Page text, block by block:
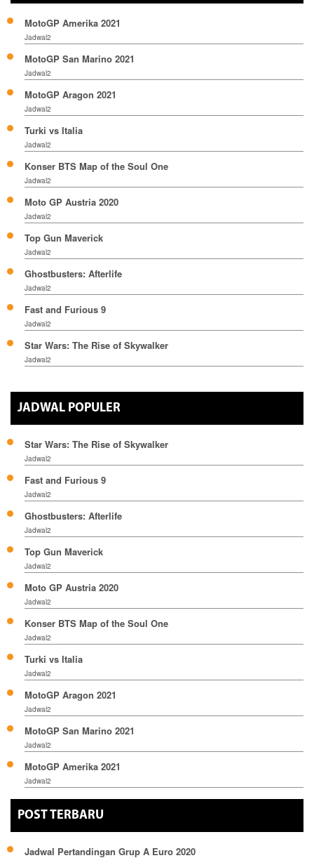
MotoGP Amerika 2021
Jadwal2
MotoGP San Marino 2021
Jadwal2
MotoGP Aragon 2021
Jadwal2
Turki vs Italia
Jadwal2
Konser BTS Map of the Soul One
Jadwal2
Moto GP Austria 2020
Jadwal2
Top Gun Maverick
Jadwal2
Ghostbusters: Afterlife
Jadwal2
Fast and Furious 9
Jadwal2
Star Wars: The Rise of Skywalker
Jadwal2
JADWAL POPULER
Star Wars: The Rise of Skywalker
Jadwal2
Fast and Furious 9
Jadwal2
Ghostbusters: Afterlife
Jadwal2
Top Gun Maverick
Jadwal2
Moto GP Austria 2020
Jadwal2
Konser BTS Map of the Soul One
Jadwal2
Turki vs Italia
Jadwal2
MotoGP Aragon 2021
Jadwal2
MotoGP San Marino 2021
Jadwal2
MotoGP Amerika 2021
Jadwal2
POST TERBARU
Jadwal Pertandingan Grup A Euro 2020